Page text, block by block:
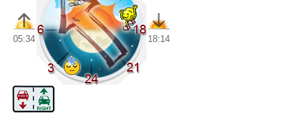
05:34 18:14